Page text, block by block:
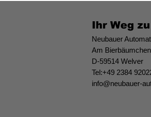
Ihr Weg
Neubauer
Am
D-59514 Welver
Tel:+49 2384
info@neubauer-